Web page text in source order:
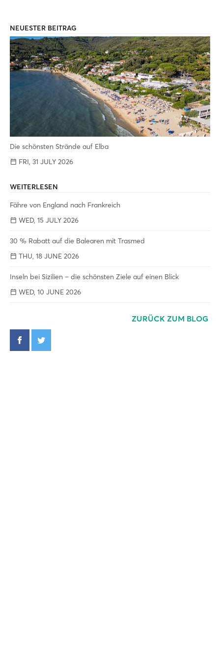
NEUESTER BEITRAG
Die schönsten Strände auf Elba
FRI, 31 JULY 2026
WEITERLESEN
Fähre von England nach Frankreich
WED, 15 JULY 2026
30 % Rabatt auf die Balearen mit Trasmed
THU, 18 JUNE 2026
Inseln bei Sizilien – die schönsten Ziele auf einen Blick
WED, 10 JUNE 2026
ZURÜCK ZUM BLOG